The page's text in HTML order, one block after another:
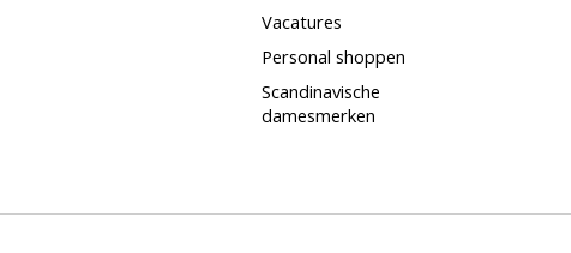
Vacatures
Personal shoppen
Scandinavische
damesmerken